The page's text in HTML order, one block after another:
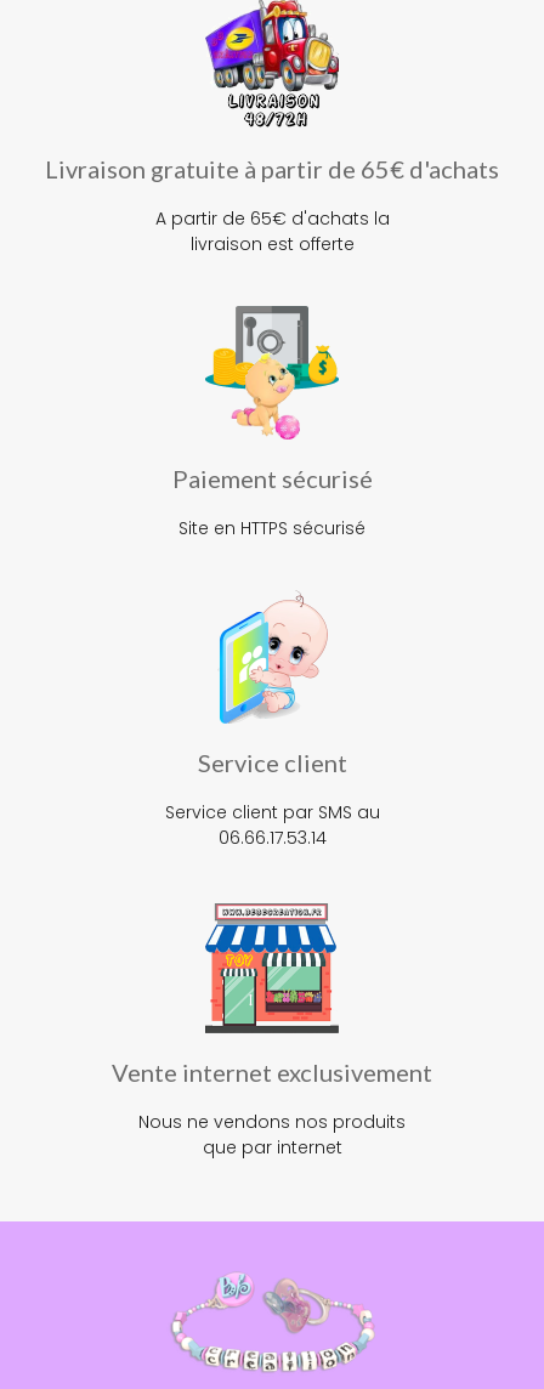
Livraison gratuite à partir de 65€ d'achats
A partir de 65€ d'achats la
livraison est offerte
Paiement sécurisé
Site en HTTPS sécurisé
Service client
Service client par SMS au
06.66.17.53.14
Vente internet exclusivement
Nous ne vendons nos produits
que par internet